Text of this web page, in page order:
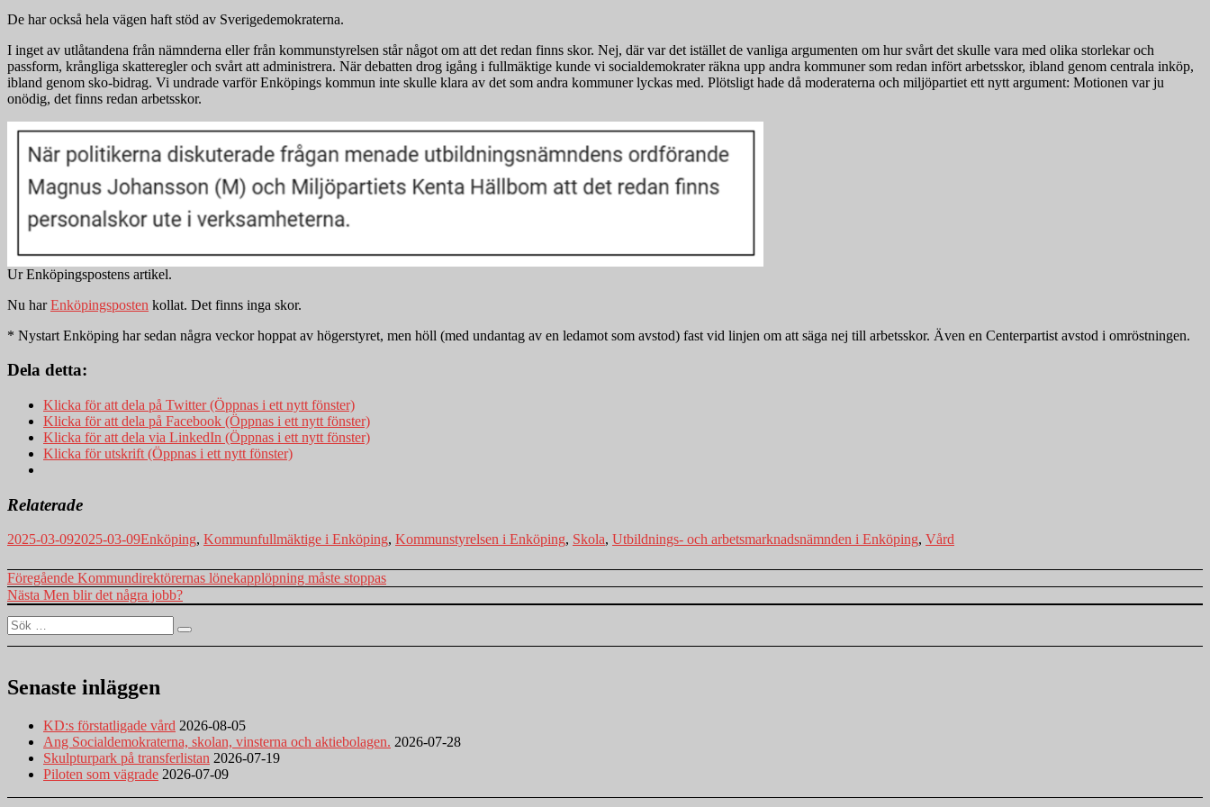
De har också hela vägen haft stöd av Sverigedemokraterna.
I inget av utlåtandena från nämnderna eller från kommunstyrelsen står något om att det redan finns skor. Nej, där var det istället de vanliga argumenten om hur svårt det skulle vara med olika storlekar och
passform, krångliga skatteregler och svårt att administrera. När debatten drog igång i fullmäktige kunde vi socialdemokrater räkna upp andra kommuner som redan infört arbetsskor, ibland genom centrala inköp,
ibland genom sko-bidrag. Vi undrade varför Enköpings kommun inte skulle klara av det som andra kommuner lyckas med. Plötsligt hade då moderaterna och miljöpartiet ett nytt argument: Motionen var ju
onödig, det finns redan arbetsskor.
Ur Enköpingspostens artikel.
Nu harEnköpingsposten kollat. Det finns inga skor.
* Nystart Enköping har sedan några veckor hoppat av högerstyret, men höll (med undantag av en ledamot som avstod) fast vid linjen om att säga nej till arbetsskor. Även en Centerpartist avstod i omröstningen.
Dela detta:
Klicka för att dela på Twitter (Öppnas i ett nytt fönster)
Klicka för att dela på Facebook (Öppnas i ett nytt fönster)
Klicka för att dela via LinkedIn (Öppnas i ett nytt fönster)
Klicka för utskrift (Öppnas i ett nytt fönster)
Relaterade
Postat
2025-03-092025-03-09Kategorier
Enköping, Kommunfullmäktige i Enköping, Kommunstyrelsen i Enköping, Skola, Utbildnings- och arbetsmarknadsnämnden i Enköping, Vård
Inläggsnavigering
Föregående Föregående
inlägg:
Kommundirektörernas lönekapplöpning måste stoppas
Nästa Nästa
Men blir det några jobb?
Sök
efter:
Sök
Senaste inläggen
KD:s förstatligade vård 2026-08-05
Ang Socialdemokraterna, skolan, vinsterna och aktiebolagen. 2026-07-28
Skulpturpark på transferlistan 2026-07-19
Piloten som vägrade 2026-07-09